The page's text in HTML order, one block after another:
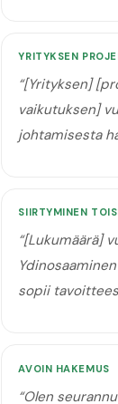
YRITYKSEN
“[Yrityksen]
vaikutuksen]
johtamisesta
SIIRTYMINEN
“[Lukumäärä]
sopii
AVOIN HAKEMUS
“Olen